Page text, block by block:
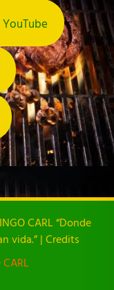
YouTube
CARL “Donde
vida.” | Credits